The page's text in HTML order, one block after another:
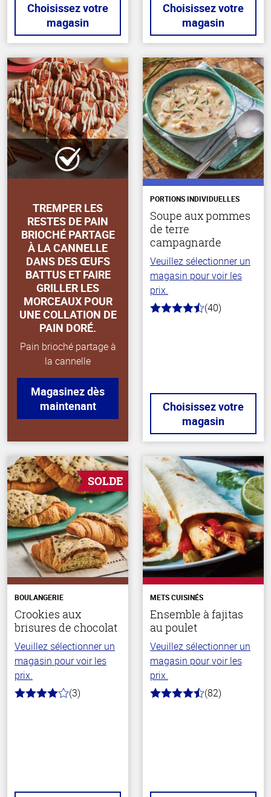
Choisissez votre
magasin
Choisissez votre
magasin
TREMPER LES
RESTES DE PAIN
BRIOCHÉ PARTAGE
À LA CANNELLE
DANS DES ŒUFS
BATTUS ET FAIRE
GRILLER LES
MORCEAUX POUR
UNE COLLATION DE
PAIN DORÉ.
Pain brioché partage à
la cannelle
Magasinez dès
maintenant
PORTIONS INDIVIDUELLES
Soupe aux pommes
de terre
campagnarde
Veuillez sélectionner un
magasin pour voir les
prix.
4.1
(40)
Choisissez votre
magasin
SOLDE
BOULANGERIE
Crookies aux
brisures de chocolat
Veuillez sélectionner un
magasin pour voir les
prix.
4.0
(3)
METS CUISINÉS
Ensemble à fajitas
au poulet
Veuillez sélectionner un
magasin pour voir les
prix.
4.1
(82)